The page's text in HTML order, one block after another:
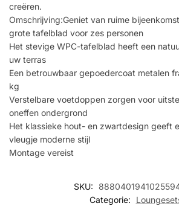
creëren.
Omschrijving:Geniet van ruime
grote tafelblad voor zes personen
Het stevige WPC-tafelblad heeft een
uw terras
Een betrouwbaar gepoedercoat metalen
kg
Verstelbare voetdoppen zorgen voor
oneffen ondergrond
Het klassieke hout- en zwartdesign geeft
vleugje moderne stijl
Montage vereist
SKU:
Categorie: